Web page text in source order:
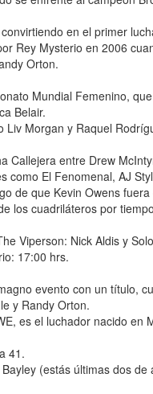
en el primer
Rey Mysterio en 2006
Orton.
Mundial Femenino,
Belair.
Morgan y Raquel
Callejera entre Drew
como El Fenomenal, AJ
de que Kevin Owens
los cuadriláteros por
Viperson: Nick Aldis y
17:00 hrs.
evento con un título,
y Randy Orton.
es el luchador nacido en
41.
(estás últimas dos de